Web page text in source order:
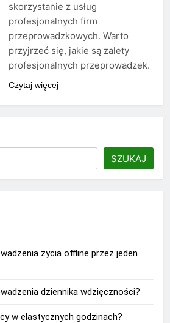
skorzystanie z usług
profesjonalnych firm
przeprowadzkowych. Warto
przyjrzeć się, jakie są zalety
profesjonalnych przeprowadzek.
Czytaj więcej
SZUKAJ
życia offline przez jeden
dziennika wdzięczności?
w elastycznych godzinach?